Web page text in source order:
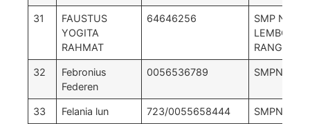
31
FAUSTUS
YOGITA
RAHMAT
64646256
SMP
LEMBOR –
RANGGA
32
Febronius
Federen
0056536789 SMPN 11
33 Felania lun 723/0055658444 SMPN 3